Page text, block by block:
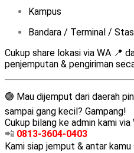
Kampus
Bandara / Terminal /
Cukup share lokasi via WA 📍
penjemputan & pengiriman
🟢 Mau dijemput dari daerah
sampai gang kecil? Gampang!
Cukup bilang ke admin kami via
📲 0813-3604-0403
Kami siap jemput & antar